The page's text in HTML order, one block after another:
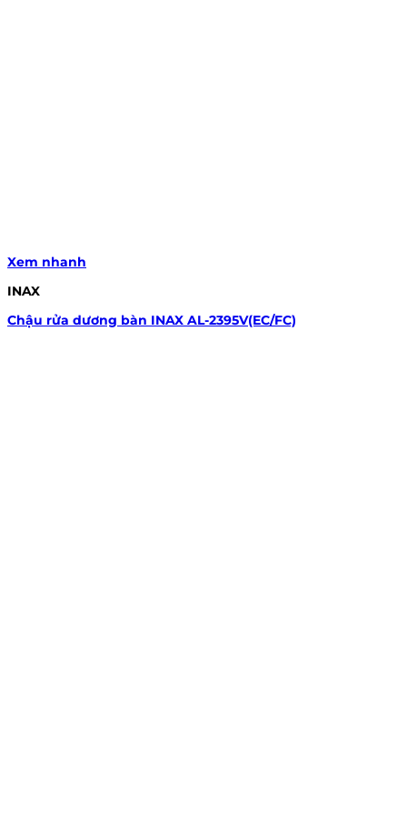
Xem nhanh
INAX
Chậu rửa dương bàn INAX AL-2395V(EC/FC)